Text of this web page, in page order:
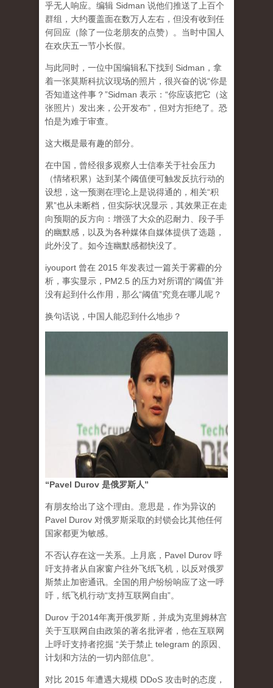
乎无人响应。编辑 Sidman 说他们推送了上百个
群组，大约覆盖面在数万人左右，但没有收到任
何回应（除了一位老朋友的点赞）。当时中国人
在欢庆五一节小长假。
与此同时，一位中国编辑私下找到 Sidman，拿
着一张莫斯科抗议现场的照片，很兴奋的说“你是
否知道这件事？”Sidman 表示：“你应该把它（这
张照片）发出来，公开发布”，但对方拒绝了。恐
怕是为难于审查。
这大概是最有趣的部分。
在中国，曾经很多观察人士信奉关于社会压力
（情绪积累）达到某个阈值便可触发反抗行动的
设想，这一预测在理论上是说得通的，相关“积
累”也从未断档，但实际状况显示，其效果正在走
向预期的反方向：增强了大众的忍耐力、段子手
的幽默感，以及为各种媒体自媒体提供了选题，
此外没了。如今连幽默感都快没了。
iyouport 曾在 2015 年发表过一篇关于雾霾的分
析，事实显示，PM2.5 的压力对所谓的“阈值”并
没有起到什么作用，那么“阈值”究竟在哪儿呢？
换句话说，中国人能忍到什么地步？
“Pavel Durov 是俄罗斯人”
有朋友给出了这个理由。意思是，作为异议的
Pavel Durov 对俄罗斯采取的封锁会比其他任何
国家都更为敏感。
不否认存在这一关系。上月底，Pavel Durov 呼
吁支持者从自家窗户往外飞纸飞机，以反对俄罗
斯禁止加密通讯。全国的用户纷纷响应了这一呼
吁，纸飞机行动“支持互联网自由”。
Durov 于2014年离开俄罗斯，并成为克里姆林宫
关于互联网自由政策的著名批评者，他在互联网
上呼吁支持者挖掘 “关于禁止 telegram 的原因、
计划和方法的一切内部信息”。
对比 2015 年遭遇大规模 DDoS 攻击时的态度，